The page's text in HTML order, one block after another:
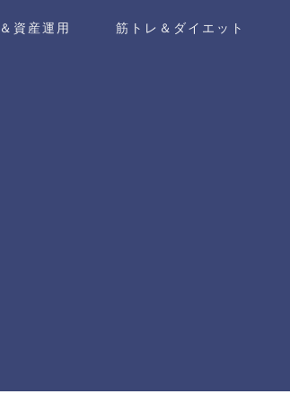
資産運用 筋トレ＆ダイエット